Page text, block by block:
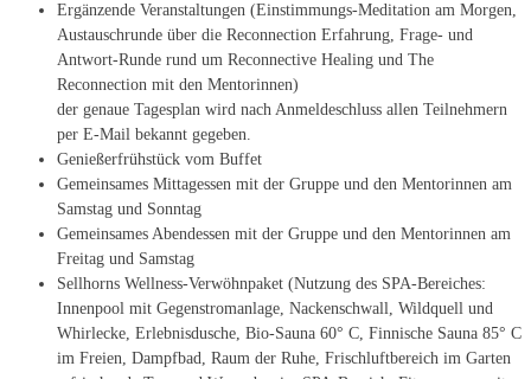
Ergänzende Veranstaltungen (Einstimmungs-Meditation am Morgen,
Austauschrunde über die Reconnection Erfahrung, Frage- und
Antwort-Runde rund um Reconnective Healing und The
Reconnection mit den Mentorinnen)
der genaue Tagesplan wird nach Anmeldeschluss allen Teilnehmern
per E-Mail bekannt gegeben.
Genießerfrühstück vom Buffet
Gemeinsames Mittagessen mit der Gruppe und den Mentorinnen am
Samstag und Sonntag
Gemeinsames Abendessen mit der Gruppe und den Mentorinnen am
Freitag und Samstag
Sellhorns Wellness-Verwöhnpaket (Nutzung des SPA-Bereiches:
Innenpool mit Gegenstromanlage, Nackenschwall, Wildquell und
Whirlecke, Erlebnisdusche, Bio-Sauna 60° C, Finnische Sauna 85° C
im Freien, Dampfbad, Raum der Ruhe, Frischluftbereich im Garten